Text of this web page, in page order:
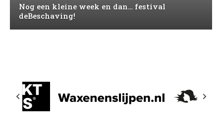
Nog een kleine week en dan… festival
deBeschaving!